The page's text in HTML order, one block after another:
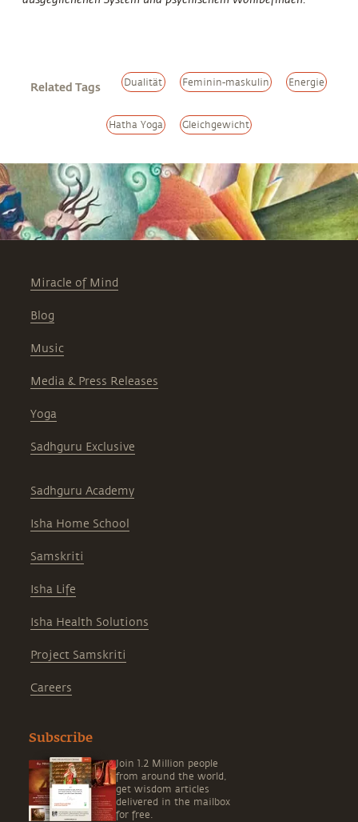
Related Tags Dualität Feminin-maskulin Energie
Hatha Yoga Gleichgewicht
Miracle of Mind
Blog
Music
Media & Press Releases
Yoga
Sadhguru Exclusive
Sadhguru Academy
Isha Home School
Samskriti
Isha Life
Isha Health Solutions
Project Samskriti
Careers
Subscribe
Join 1.2 Million people
from around the world,
get wisdom articles
delivered in the mailbox
for free.